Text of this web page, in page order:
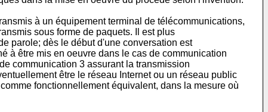
à un équipement terminal de télécommunications,
sous forme de paquets. Il est plus
parole; dès le début d'une conversation est
à être mis en oeuvre dans le cas de communication
communication 3 assurant la transmission
être le réseau Internet ou un réseau public
fonctionnellement équivalent, dans la mesure où